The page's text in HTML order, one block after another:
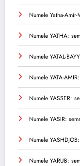
Numele Yatha-
Numele YATHA:
Numele YATAL-
Numele YATA-
Numele YASSER:
Numele YASIR:
Numele
Numele YARUB: